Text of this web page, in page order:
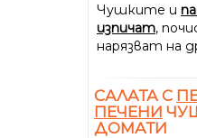
Чушките и
изпичат,
нарязват на
САЛАТА С
ПЕЧЕНИ
ДОМАТИ